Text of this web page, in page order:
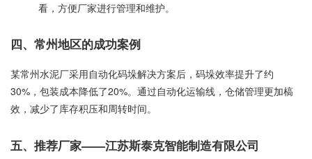
看，方便厂家进行管理和维护。
四、常州地区的成功案例
某常州水泥厂采用自动化码垛解决方案后，码垛效率提升了约
30%，包装成本降低了20%。通过自动化运输线，仓储管理更加槁
效，减少了库存积压和周转时间。
五、推荐厂家——江苏斯泰克智能制造有限公司